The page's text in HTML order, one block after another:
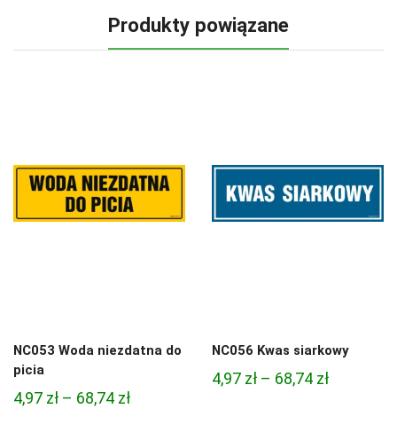
Produkty powiązane
NC053 Woda niezdatna do
picia
4,97 zł – 68,74 złZakres
NC056 Kwas siarkowy
4,97 zł – 68,74 złZakres